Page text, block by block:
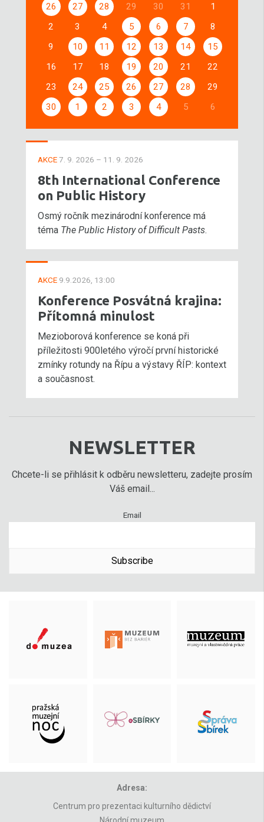
26 27 28 29 30 31
1
2
3 4 5 6 7
8
9
10 11 12 13 14
15
16
17 18 19 20 21
22
23
24 25 26 27 28
29
30
1 2 3 4 5 6
AKCE7. 9. 2026 – 11. 9. 2026
8th International Conference
on Public History
Osmý ročník mezinárodní konference má
téma The Public History of Difficult Pasts.
AKCE 9.9.2026, 13:00
Konference Posvátná krajina:
Přítomná minulost
Mezioborová konference se koná při
příležitosti 900letého výročí první historické
zmínky rotundy na Řípu a výstavy ŘÍP: kontext
a současnost.
NEWSLETTER
Chcete-li se přihlásit k odběru newsletteru, zadejte prosím
Váš email...
Email
Subscribe
Adresa:
Centrum pro prezentaci kulturního dědictví